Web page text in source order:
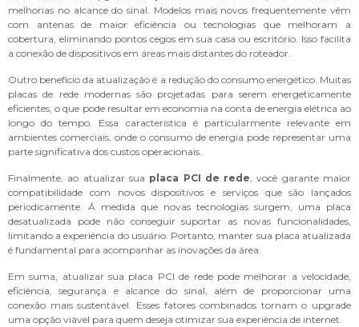
melhorias no alcance do sinal. Modelos mais novos frequentemente vêm
com antenas de maior eficiência ou tecnologias que melhoram a
cobertura, eliminando pontos cegos em sua casa ou escritório. Isso facilita
a conexão de dispositivos em áreas mais distantes do roteador.
Outro benefício da atualização é a redução do consumo energético. Muitas
placas de rede modernas são projetadas para serem energeticamente
eficientes, o que pode resultar em economia na conta de energia elétrica ao
longo do tempo. Essa característica é particularmente relevante em
ambientes comerciais, onde o consumo de energia pode representar uma
parte significativa dos custos operacionais.
Finalmente, ao atualizar sua placa PCI de rede , você garante maior
compatibilidade com novos dispositivos e serviços que são lançados
periodicamente. Á medida que novas tecnologias surgem, uma placa
desatualizada pode não conseguir suportar as novas funcionalidades,
limitando a experiência do usuário. Portanto, manter sua placa atualizada
é fundamental para acompanhar as inovações da área.
Em suma, atualizar sua placa PCI de rede pode melhorar a velocidade,
eficiência, segurança e alcance do sinal, além de proporcionar uma
conexão mais sustentável. Esses fatores combinados tornam o upgrade
uma opção viável para quem deseja otimizar sua experiência de internet.